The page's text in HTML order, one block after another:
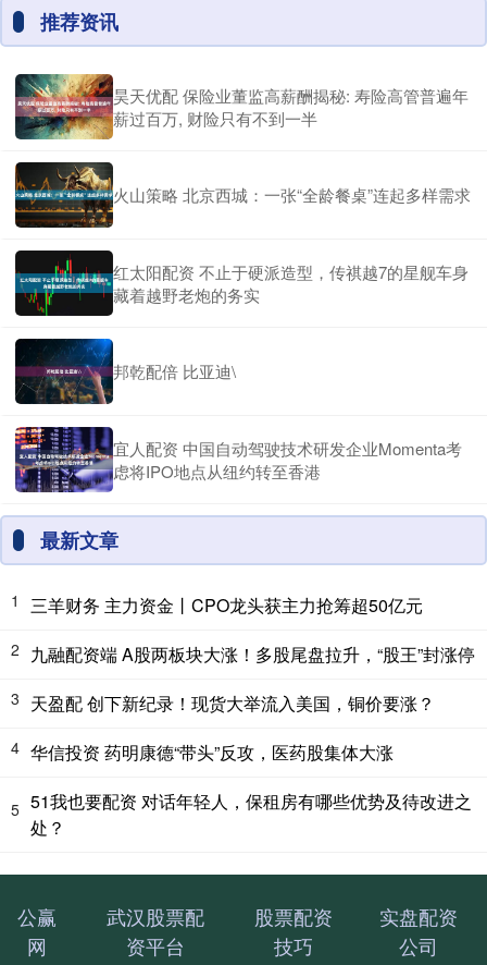
推荐资讯
昊天优配 保险业董监高薪酬揭秘: 寿险高管普遍年
薪过百万, 财险只有不到一半
火山策略 北京西城：一张“全龄餐桌”连起多样需求
红太阳配资 不止于硬派造型，传祺越7的星舰车身
藏着越野老炮的务实
邦乾配倍 比亚迪\
宜人配资 中国自动驾驶技术研发企业Momenta考
虑将IPO地点从纽约转至香港
最新文章
1 三羊财务 主力资金丨CPO龙头获主力抢筹超50亿元
2 九融配资端 A股两板块大涨！多股尾盘拉升，“股王”封涨停
3 天盈配 创下新纪录！现货大举流入美国，铜价要涨？
4 华信投资 药明康德“带头”反攻，医药股集体大涨
5 51我也要配资 对话年轻人，保租房有哪些优势及待改进之
处？
公赢
网
武汉股票配
资平台
股票配资
技巧
实盘配资
公司